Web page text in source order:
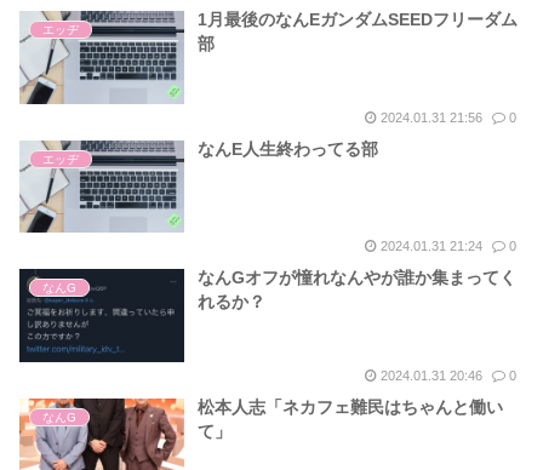
エッヂ
1月最後のなんEガンダムSEEDフリーダム
部
2024.01.31 21:56 0
エッヂ
なんE人生終わってる部
2024.01.31 21:24 0
なんG
なんGオフが憧れなんやが誰か集まってく
れるか？
2024.01.31 20:46 0
なんG
松本人志「ネカフェ難民はちゃんと働い
て」